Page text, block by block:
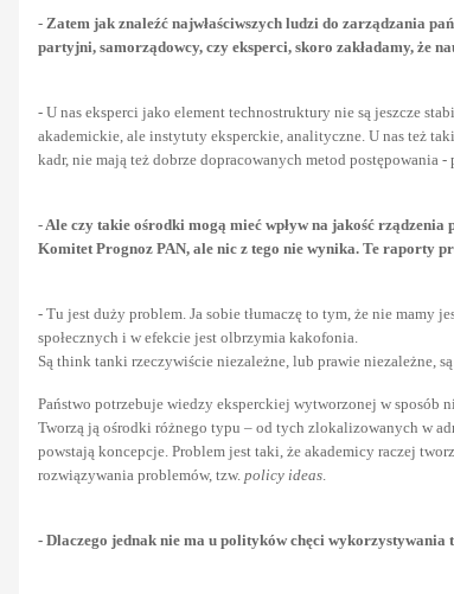
- Zatem jak znaleźć najwłaściwszych ludzi do zarządzania
partyjni, samorządowcy, czy eksperci, skoro zakładamy, że
- U nas eksperci jako element technostruktury nie są jeszcze
akademickie, ale instytuty eksperckie, analityczne. U nas też
kadr, nie mają też dobrze dopracowanych metod postępowania
- Ale czy takie ośrodki mogą mieć wpływ na jakość
Komitet Prognoz PAN, ale nic z tego nie wynika. Te raporty
- Tu jest duży problem. Ja sobie tłumaczę to tym, że nie mamy
społecznych i w efekcie jest olbrzymia kakofonia.
Są think tanki rzeczywiście niezależne, lub prawie niezależne,
Państwo potrzebuje wiedzy eksperckiej wytworzonej w sposób
Tworzą ją ośrodki różnego typu – od tych zlokalizowanych w
powstają koncepcje. Problem jest taki, że akademicy raczej
rozwiązywania problemów, tzw. policy ideas
- Dlaczego jednak nie ma u polityków chęci